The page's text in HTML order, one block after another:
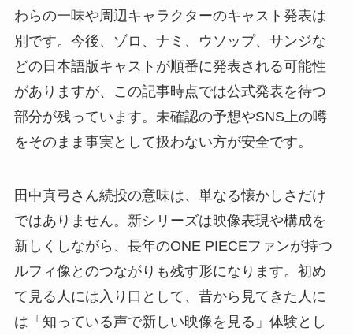
わらの一味や周辺キャラクターのキャスト発表は
別です。今後、ゾロ、ナミ、ウソップ、サンジな
どの日本語版キャストが順番に発表される可能性
がありますが、この記事時点では公式発表を待つ
部分が残っています。未確認の予想やSNS上の噂
をそのまま事実として扱わない方が安全です。
田中真弓さん続投の意味は、単なる懐かしさだけ
ではありません。新シリーズは映像表現や構成を
新しくしながら、長年のONE PIECEファンが持つ
ルフィ像とのつながりも残す形になります。初め
て見る人には入り口として、昔から見てきた人に
は「知っている声で新しい映像を見る」体験とし